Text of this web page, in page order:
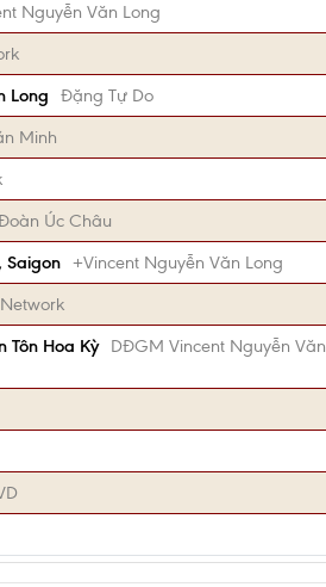
Nguyễn Văn Long
Long
Đặng Tự Do
Minh
Úc Châu
Saigon +Vincent Nguyễn Văn Long
Tôn Hoa Kỳ
DĐGM Vincent Nguyễn Văn